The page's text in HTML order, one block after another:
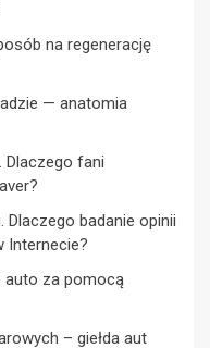
na regenerację
— anatomia
Dlaczego fani
Dlaczego badanie opinii
Internecie?
auto za pomocą
– giełda aut